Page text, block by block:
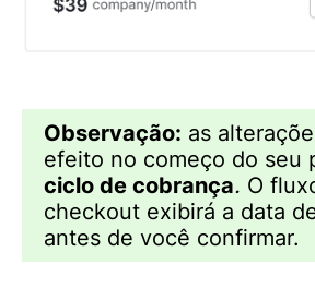
Observação: as
efeito no começo do seu
ciclo de cobrança. O
checkout exibirá a data
antes de você confirmar.